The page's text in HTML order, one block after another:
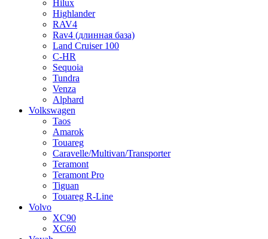
Hilux
Highlander
RAV4
Rav4 (длинная база)
Land Cruiser 100
C-HR
Sequoia
Tundra
Venza
Alphard
Volkswagen
Taos
Amarok
Touareg
Caravelle/Multivan/Transporter
Teramont
Teramont Pro
Tiguan
Touareg R-Line
Volvo
XC90
XC60